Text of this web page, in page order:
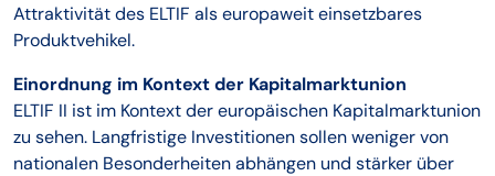
Attraktivität des ELTIF als europaweit einsetzbares
Produktvehikel.
Einordnung im Kontext der Kapitalmarktunion
ELTIF II ist im Kontext der europäischen Kapitalmarktunion
zu sehen. Langfristige Investitionen sollen weniger von
nationalen Besonderheiten abhängen und stärker über